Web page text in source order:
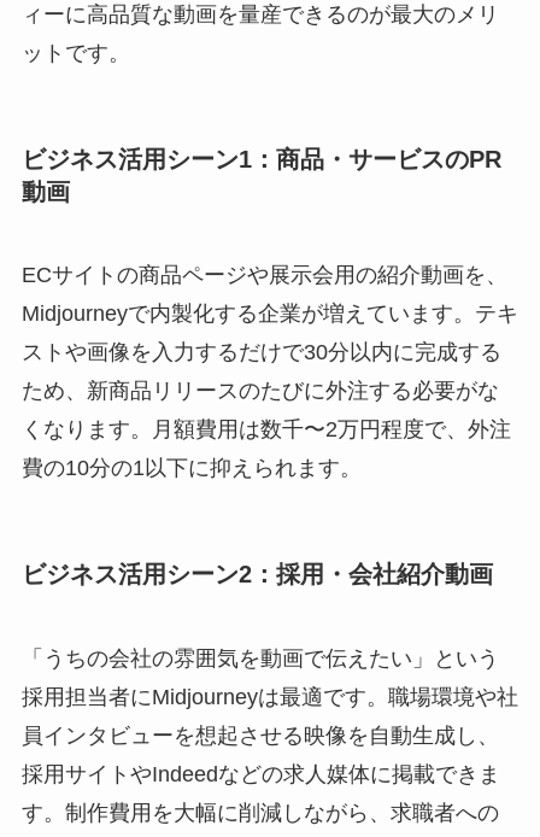
ィーに高品質な動画を量産できるのが最大のメリ
ットです。
ビジネス活用シーン1：商品・サービスのPR
動画
ECサイトの商品ページや展示会用の紹介動画を、
Midjourneyで内製化する企業が増えています。テキ
ストや画像を入力するだけで30分以内に完成する
ため、新商品リリースのたびに外注する必要がな
くなります。月額費用は数千〜2万円程度で、外注
費の10分の1以下に抑えられます。
ビジネス活用シーン2：採用・会社紹介動画
「うちの会社の雰囲気を動画で伝えたい」という
採用担当者にMidjourneyは最適です。職場環境や社
員インタビューを想起させる映像を自動生成し、
採用サイトやIndeedなどの求人媒体に掲載できま
す。制作費用を大幅に削減しながら、求職者への